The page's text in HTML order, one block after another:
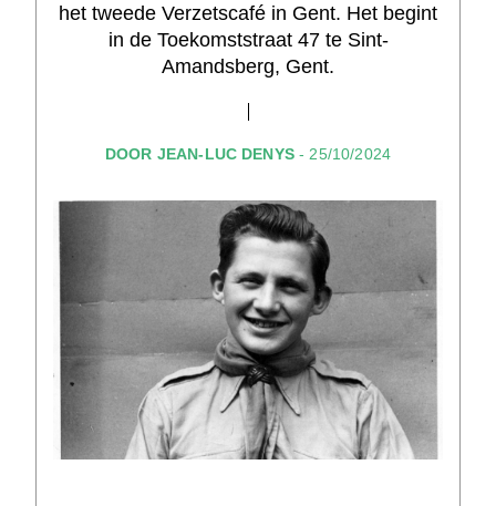
het tweede Verzetscafé in Gent. Het begint
in de Toekomststraat 47 te Sint-
Amandsberg, Gent.
DOOR JEAN-LUC DENYS- 25/10/2024